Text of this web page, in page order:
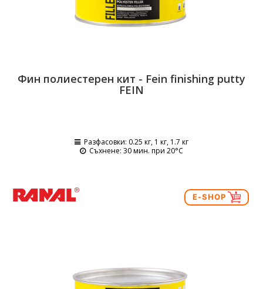
Фин полиестерен кит - Fein finishing putty
FEIN
Разфасовки: 0.25 кг, 1 кг, 1.7 кг
Съхнене: 30 мин. при 20°C
E-SHOP